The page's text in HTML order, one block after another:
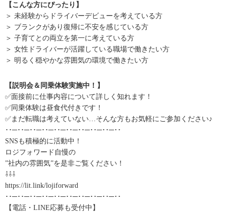
【こんな方にぴったり】
＞ 未経験からドライバーデビューを考えている方
＞ ブランクがあり復帰に不安を感じている方
＞ 子育てとの両立を第一に考えている方
＞ 女性ドライバーが活躍している職場で働きたい方
＞ 明るく穏やかな雰囲気の環境で働きたい方
【説明会＆同乗体験実施中！】
✅面接前に仕事内容について詳しく知れます！
✅同乗体験は昼食代付きです！
✅まだ転職は考えていない…そんな方もお気軽にご参加ください♪
･･─･･─･･─･･─･･─･･─･･─･･─･･─･･
SNSも積極的に活動中！
ロジフォワード自慢の
”社内の雰囲気”を是非ご覧ください！
⇩⇩⇩
https://lit.link/lojiforward
･･─･･─･･─･･─･･─･･─･･─･･─･･─･･
【電話・LINE応募も受付中】